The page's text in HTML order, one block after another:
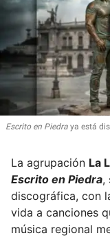
Escrito en Piedra ya está
La agrupación La
Escrito en Piedra,
discográfica, con
vida a canciones
música regional